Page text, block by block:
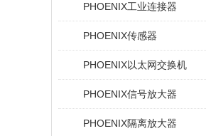
PHOENIX工业连接器
PHOENIX传感器
PHOENIX以太网交换机
PHOENIX信号放大器
PHOENIX隔离放大器